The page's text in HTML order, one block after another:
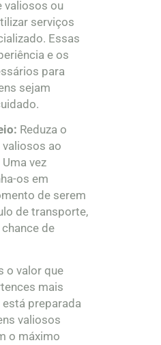
valiosos ou
serviços
Essas
e os
para
sejam
Reduza o
ao
vez
os em
de serem
de transporte,
de
o valor que
mais
preparada
valiosos
o máximo